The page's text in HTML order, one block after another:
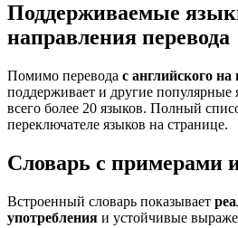
Поддерживаемые
направления перевода
Помимо перевода с английского
поддерживает и другие
всего более 20 языков. Полный
переключателе языков на странице.
Словарь с примерами
Встроенный словарь показывает
употребления и устойчивые